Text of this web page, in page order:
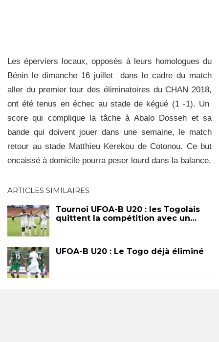
Les éperviers locaux, opposés à leurs homologues du
Bénin le dimanche 16 juillet dans le cadre du match
aller du premier tour des éliminatoires du CHAN 2018,
ont été tenus en échec au stade de kégué (1 -1). Un
score qui complique la tâche à Abalo Dosseh et sa
bande qui doivent jouer dans une semaine, le match
retour au stade Matthieu Kerekou de Cotonou. Ce but
encaissé à domicile pourra peser lourd dans la balance.
ARTICLES SIMILAIRES
Tournoi UFOA-B U20 : les Togolais
quittent la compétition avec un…
UFOA-B U20 : Le Togo déjà éliminé